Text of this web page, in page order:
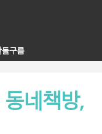
돌구름
네책방,